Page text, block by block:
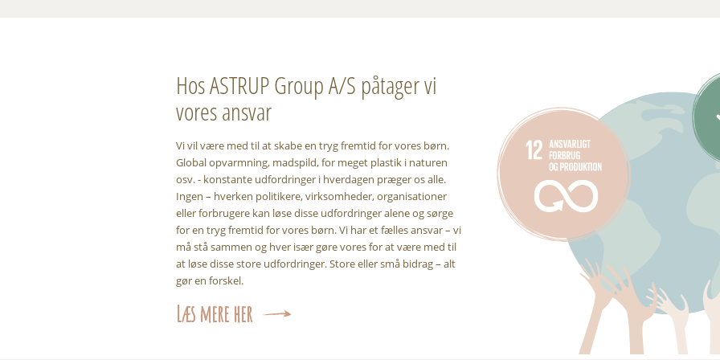
Hos ASTRUP Group A/S påtager vi
vores ansvar
Vi vil være med til at skabe en tryg fremtid for vores børn.
Global opvarmning, madspild, for meget plastik i naturen
osv. - konstante udfordringer i hverdagen præger os alle.
Ingen – hverken politikere, virksomheder, organisationer
eller forbrugere kan løse disse udfordringer alene og sørge
for en tryg fremtid for vores børn. Vi har et fælles ansvar – vi
må stå sammen og hver især gøre vores for at være med til
at løse disse store udfordringer. Store eller små bidrag – alt
gør en forskel.
Læs mere her